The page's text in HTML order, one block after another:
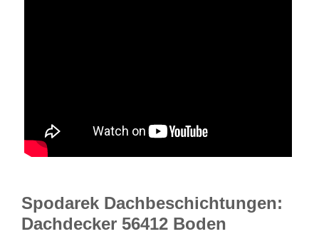
Spodarek Dachbeschichtungen:
Dachdecker 56412 Boden